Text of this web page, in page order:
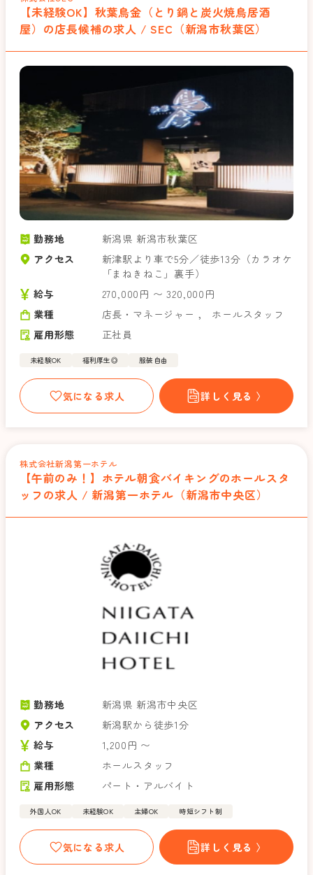
【未経験OK】秋葉鳥金（とり鍋と炭火焼鳥居酒
屋）の店長候補の求人 / SEC（新潟市秋葉区）
勤務地
新潟県 新潟市秋葉区
アクセス
新津駅より車で5分／徒歩13分（カラオケ
「まねきねこ」裏手）
給与
270,000円 〜 320,000円
業種
店長・マネージャー ，
ホールスタッフ
雇用形態
正社員
未経験OK 福利厚生◎ 服装自由
気になる求人 詳しく見る 〉
株式会社新潟第一ホテル
【午前のみ！】ホテル朝食バイキングのホールスタ
ッフの求人 / 新潟第一ホテル（新潟市中央区）
勤務地
新潟県 新潟市中央区
アクセス
新潟駅から徒歩1分
給与
1,200円 〜
業種
ホールスタッフ
雇用形態
パート・アルバイト
外国人OK 未経験OK 主婦OK 時短シフト制
気になる求人 詳しく見る 〉